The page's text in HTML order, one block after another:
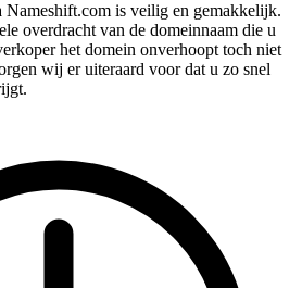
is veilig en gemakkelijk.
overdracht van de domeinnaam die u
het domein onverhoopt toch niet
wij er uiteraard voor dat u zo snel